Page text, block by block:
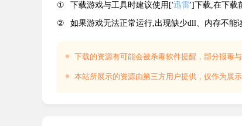
觉醒者可通过传送门，到地下城狩猎。
然而并不是所有猎人都很强大。
① 下载游戏与工具时建议使用['迅雷']下载,在下载
② 如果游戏无法正常运行,出现缺少dll、内存不
下载的资源有可能会被杀毒软件提醒，部分报毒
本站所展示的资源由第三方用户提供，仅作为展